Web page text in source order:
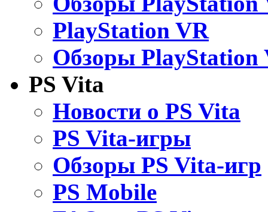
PlayStation VR
Обзоры PlayStation
PS Vita
Новости о PS Vita
PS Vita-игры
Обзоры PS Vita-игр
PS Mobile